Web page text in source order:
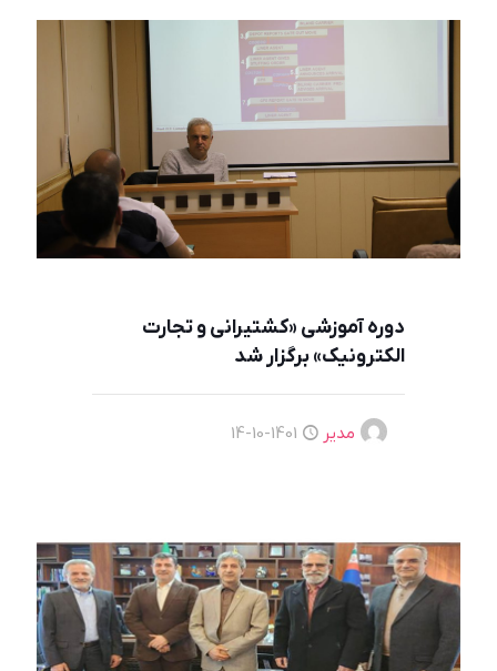
دوره آموزشی «کشتیرانی و تجارت
الکترونیک» برگزار شد
مدیر 1401-10-14